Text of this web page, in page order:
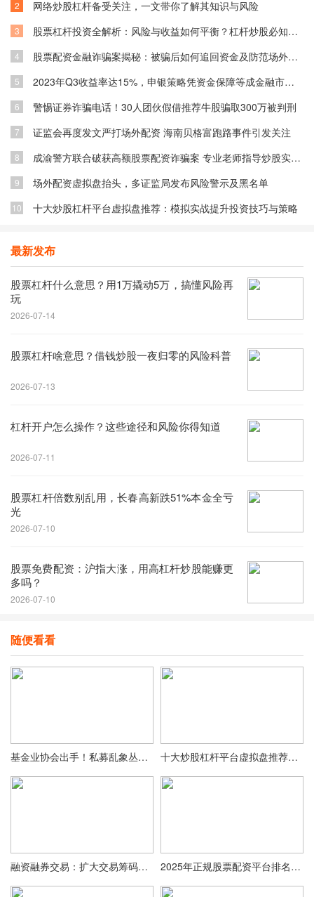
2 网络炒股杠杆备受关注，一文带你了解其知识与风险
3 股票杠杆投资全解析：风险与收益如何平衡？杠杆炒股必知技巧
4 股票配资金融诈骗案揭秘：被骗后如何追回资金及防范场外配资风险
5 2023年Q3收益率达15%，申银策略凭资金保障等成金融市场关注焦点
6 警惕证券诈骗电话！30人团伙假借推荐牛股骗取300万被判刑
7 证监会再度发文严打场外配资 海南贝格富跑路事件引发关注
8 成渝警方联合破获高额股票配资诈骗案 专业老师指导炒股实为骗局
9 场外配资虚拟盘抬头，多证监局发布风险警示及黑名单
10 十大炒股杠杆平台虚拟盘推荐：模拟实战提升投资技巧与策略
最新发布
股票杠杆什么意思？用1万撬动5万，搞懂风险再
玩
2026-07-14
股票杠杆啥意思？借钱炒股一夜归零的风险科普
2026-07-13
杠杆开户怎么操作？这些途径和风险你得知道
2026-07-11
股票杠杆倍数别乱用，长春高新跌51%本金全亏
光
2026-07-10
股票免费配资：沪指大涨，用高杠杆炒股能赚更
多吗？
2026-07-10
随便看看
基金业协会出手！私募乱象丛生，10倍杠杆配资死灰复燃？ 十大炒股杠杆平台虚拟盘推荐：模拟实战提升投资技巧与策略
融资融券交易：扩大交易筹码的信用交易及盈利方式介绍 2025年正规股票配资平台排名解析，恒信证券成合规代表